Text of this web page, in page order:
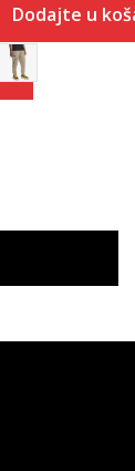
Dodajte u